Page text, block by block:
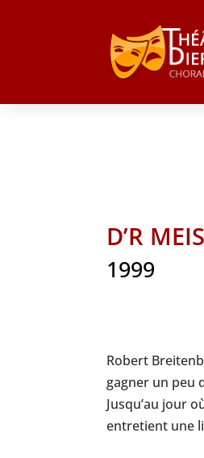
D’R
1999
Robert
gagner un peu
Jusqu’au jour
entretient une